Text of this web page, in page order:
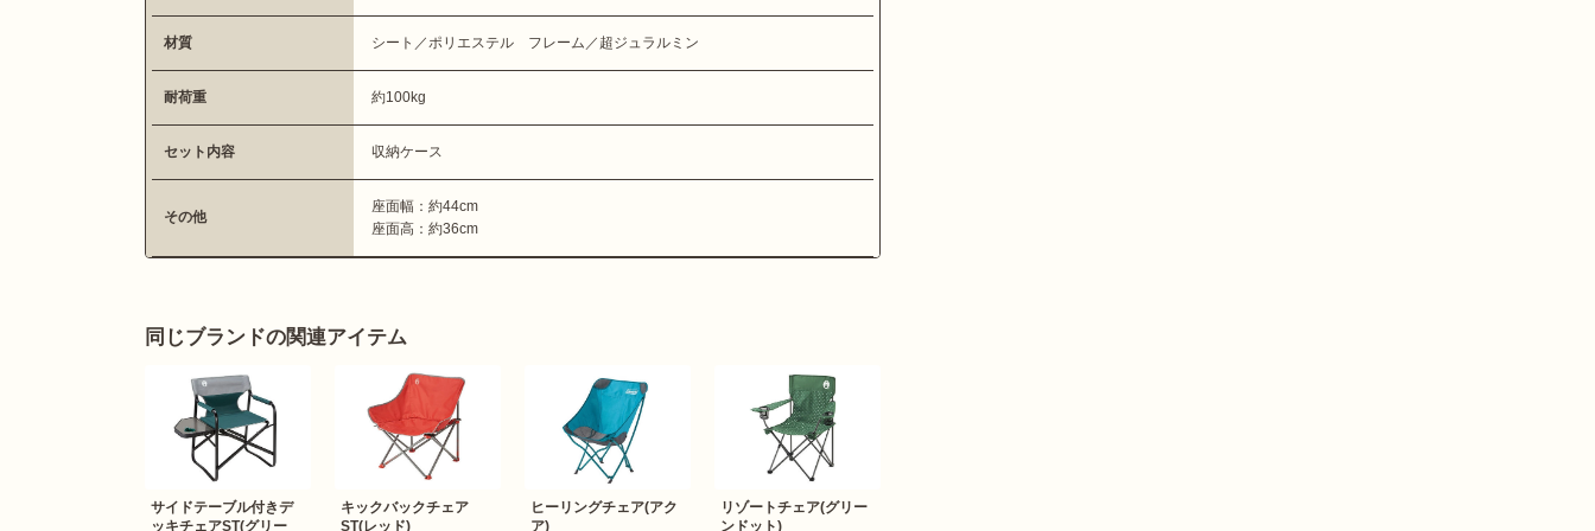
材質 シート／ポリエステル フレーム／超ジュラルミン
耐荷重 約100kg
セット内容 収納ケース
その他
座面幅：約44cm
座面高：約36cm
同じブランドの関連アイテム
サイドテーブル付きデ
ッキチェアST(グリー
キックバックチェア
ST(レッド)
ヒーリングチェア(アク
ア)
リゾートチェア(グリー
ンドット)